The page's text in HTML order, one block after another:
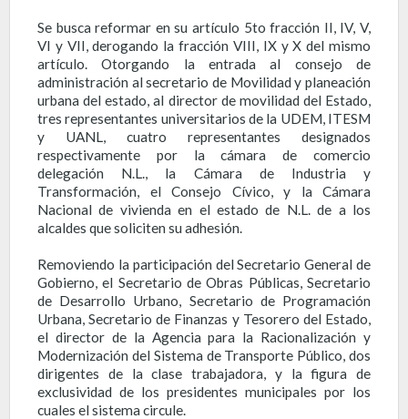
Se busca reformar en su artículo 5to fracción II, IV, V,
VI y VII, derogando la fracción VIII, IX y X del mismo
artículo. Otorgando la entrada al consejo de
administración al secretario de Movilidad y planeación
urbana del estado, al director de movilidad del Estado,
tres representantes universitarios de la UDEM, ITESM
y UANL, cuatro representantes designados
respectivamente por la cámara de comercio
delegación N.L., la Cámara de Industria y
Transformación, el Consejo Cívico, y la Cámara
Nacional de vivienda en el estado de N.L. de a los
alcaldes que soliciten su adhesión.
Removiendo la participación del Secretario General de
Gobierno, el Secretario de Obras Públicas, Secretario
de Desarrollo Urbano, Secretario de Programación
Urbana, Secretario de Finanzas y Tesorero del Estado,
el director de la Agencia para la Racionalización y
Modernización del Sistema de Transporte Público, dos
dirigentes de la clase trabajadora, y la figura de
exclusividad de los presidentes municipales por los
cuales el sistema circule.